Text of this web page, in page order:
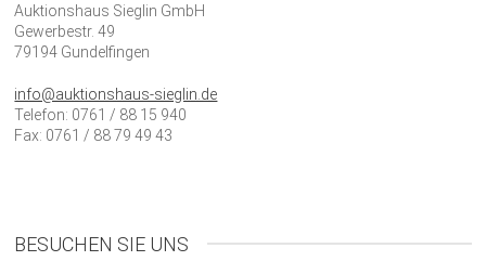
Auktionshaus Sieglin GmbH
Gewerbestr. 49
79194 Gundelfingen
info@auktionshaus-sieglin.de
Telefon: 0761 / 88 15 940
Fax: 0761 / 88 79 49 43
BESUCHEN SIE UNS